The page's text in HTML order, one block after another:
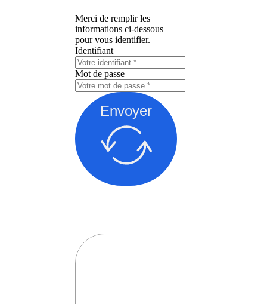
Merci de remplir les
informations ci-dessous
pour vous identifier.
Identifiant
Mot de passe
Envoyer